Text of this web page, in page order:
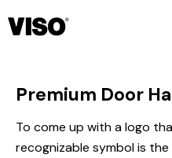
Premium Door
To come up with a logo
recognizable symbol is